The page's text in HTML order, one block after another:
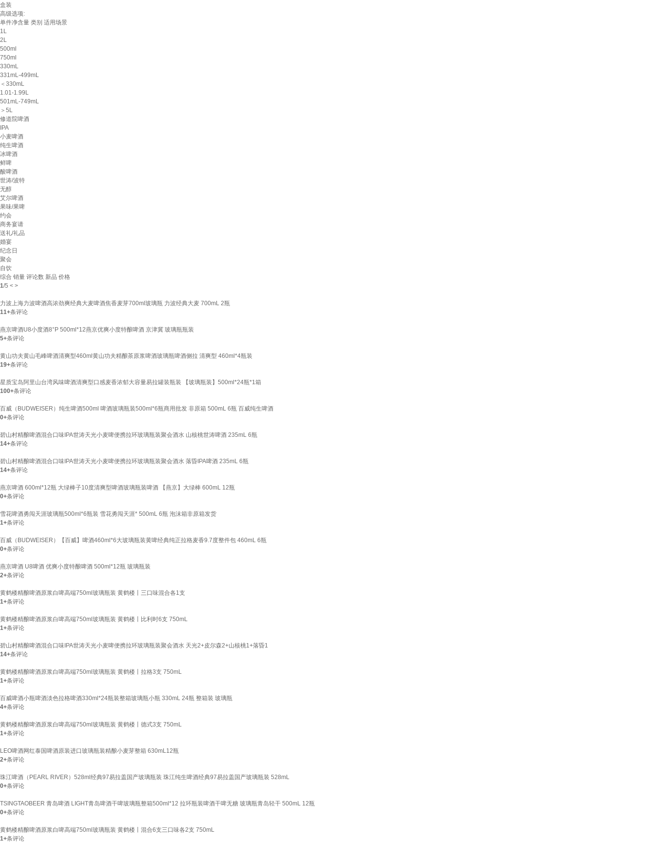
盒装
高级选项:
单件净含量 类别 适用场景
1L
2L
500ml
750ml
330mL
331mL-499mL
＜330mL
1.01-1.99L
501mL-749mL
＞5L
修道院啤酒
IPA
小麦啤酒
纯生啤酒
冰啤酒
鲜啤
酸啤酒
世涛/波特
无醇
艾尔啤酒
果味/果啤
约会
商务宴请
送礼/礼品
婚宴
纪念日
聚会
自饮
综合 销量 评论数 新品 价格
1/5 < >
力波上海力波啤酒高浓劲爽经典大麦啤酒焦香麦芽700ml玻璃瓶 力波经典大麦 700mL 2瓶
11+条评论
燕京啤酒U8小度酒8°P 500ml*12燕京优爽小度特酿啤酒 京津冀 玻璃瓶瓶装
5+条评论
黄山功夫黄山毛峰啤酒清爽型460ml黄山功夫精酿茶原浆啤酒玻璃瓶啤酒侧拉 清爽型 460ml*4瓶装
19+条评论
星质宝岛阿里山台湾风味啤酒清爽型口感麦香浓郁大容量易拉罐装瓶装 【玻璃瓶装】500ml*24瓶*1箱
100+条评论
百威（BUDWEISER）纯生啤酒500ml 啤酒玻璃瓶装500ml*6瓶商用批发 非原箱 500mL 6瓶 百威纯生啤酒
0+条评论
碧山村精酿啤酒混合口味IPA世涛天光小麦啤便携拉环玻璃瓶装聚会酒水 山核桃世涛啤酒 235mL 6瓶
14+条评论
碧山村精酿啤酒混合口味IPA世涛天光小麦啤便携拉环玻璃瓶装聚会酒水 落昏IPA啤酒 235mL 6瓶
14+条评论
燕京啤酒 600ml*12瓶 大绿棒子10度清爽型啤酒玻璃瓶装啤酒 【燕京】大绿棒 600mL 12瓶
0+条评论
雪花啤酒勇闯天涯玻璃瓶500ml*6瓶装 雪花勇闯天涯* 500mL 6瓶 泡沫箱非原箱发货
1+条评论
百威（BUDWEISER）【百威】啤酒460ml*6大玻璃瓶装黄啤经典纯正拉格麦香9.7度整件包 460mL 6瓶
0+条评论
燕京啤酒 U8啤酒 优爽小度特酿啤酒 500ml*12瓶 玻璃瓶装
2+条评论
黄鹤楼精酿啤酒原浆白啤高端750ml玻璃瓶装 黄鹤楼丨三口味混合各1支
1+条评论
黄鹤楼精酿啤酒原浆白啤高端750ml玻璃瓶装 黄鹤楼丨比利时6支 750mL
1+条评论
碧山村精酿啤酒混合口味IPA世涛天光小麦啤便携拉环玻璃瓶装聚会酒水 天光2+皮尔森2+山核桃1+落昏1
14+条评论
黄鹤楼精酿啤酒原浆白啤高端750ml玻璃瓶装 黄鹤楼丨拉格3支 750mL
1+条评论
百威啤酒小瓶啤酒淡色拉格啤酒330ml*24瓶装整箱玻璃瓶小瓶 330mL 24瓶 整箱装 玻璃瓶
4+条评论
黄鹤楼精酿啤酒原浆白啤高端750ml玻璃瓶装 黄鹤楼丨德式3支 750mL
1+条评论
LEO啤酒网红泰国啤酒原装进口玻璃瓶装精酿小麦芽整箱 630mL12瓶
2+条评论
珠江啤酒（PEARL RIVER）528ml经典97易拉盖国产玻璃瓶装 珠江纯生啤酒经典97易拉盖国产玻璃瓶装 528mL
0+条评论
TSINGTAOBEER 青岛啤酒 LIGHT青岛啤酒干啤玻璃瓶整箱500ml*12 拉环瓶装啤酒干啤无糖 玻璃瓶青岛轻干 500mL 12瓶
0+条评论
黄鹤楼精酿啤酒原浆白啤高端750ml玻璃瓶装 黄鹤楼丨混合6支三口味各2支 750mL
1+条评论